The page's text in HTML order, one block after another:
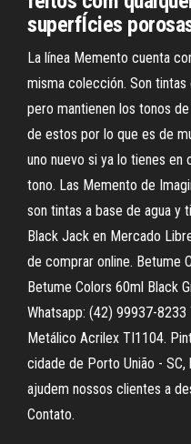
superfÍcies
La línea Memento cuenta
misma colección. Son
pero mantienen los tonos
de estos por lo que es de
uno nuevo si ya lo tienes
tono. Las Memento de
son tintas a base de agua y
Black Jack en Mercado
de comprar online. Betume
Betume Colors 60ml Black
Whatsapp: (42) 99937-
Metálico Acrilex TI1104.
cidade de Porto União -
ajudem nossos clientes a
Contato.